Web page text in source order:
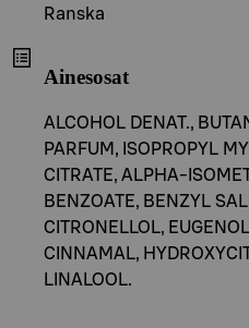
Ranska
Ainesosat
ALCOHOL DENAT.,
PARFUM, ISOPROPYL
CITRATE, ALPHA-
BENZOATE, BENZYL
CITRONELLOL,
CINNAMAL,
LINALOOL.